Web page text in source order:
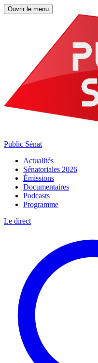
Ouvrir le menu
Public Sénat
Actualités
Sénatoriales 2026
Émissions
Documentaires
Podcasts
Programme
Le direct